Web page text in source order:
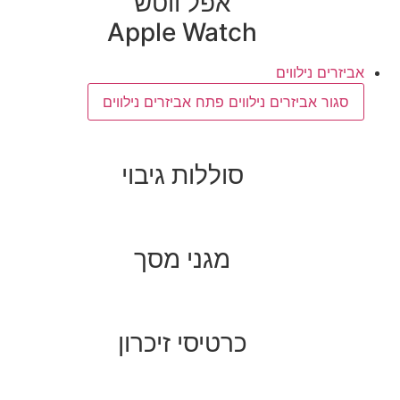
Apple Watch
אביזרים נילווים
סגור אביזרים נילווים פתח אביזרים נילווים
סוללות גיבוי
מגני מסך
כרטיסי זיכרון